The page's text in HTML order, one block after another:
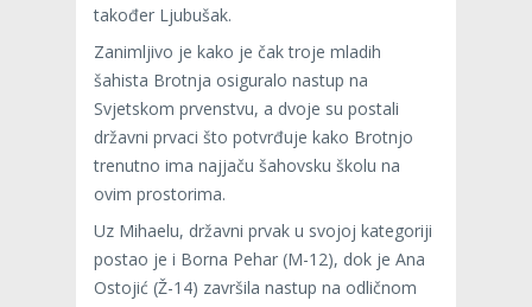
također Ljubušak.
Zanimljivo je kako je čak troje mladih
šahista Brotnja osiguralo nastup na
Svjetskom prvenstvu, a dvoje su postali
državni prvaci što potvrđuje kako Brotnjo
trenutno ima najjaču šahovsku školu na
ovim prostorima.
Uz Mihaelu, državni prvak u svojoj kategoriji
postao je i Borna Pehar (M-12), dok je Ana
Ostojić (Ž-14) završila nastup na odličnom